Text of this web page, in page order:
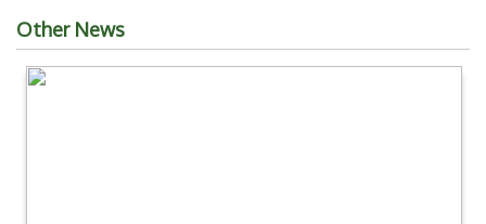
Other News